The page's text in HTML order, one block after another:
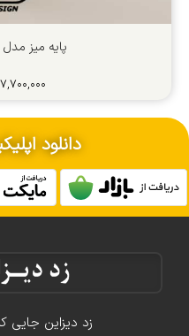
پایه میز
دانلود
زد دیزاین